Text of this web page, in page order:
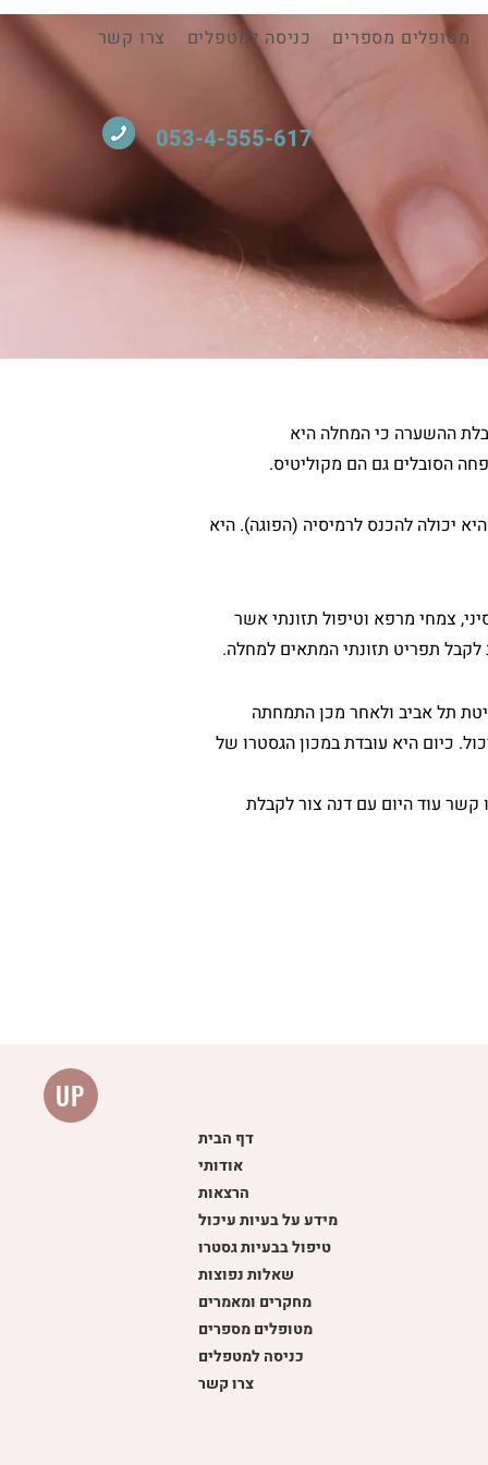
מטופלים מספרים כניסה למטפלים צרו קשר
053-4-555-617
ההשערה כי המחלה היא
הסובלים גם הם מקוליטיס.
יכולה להכנס לרמיסיה (הפוגה). היא
צמחי מרפא וטיפול תזונתי אשר
תפריט תזונתי המתאים למחלה.
תל אביב ולאחר מכן התמחתה
כיום היא עובדת במכון הגסטרו של
צרו קשר עוד היום עם דנה צור לקבלת
UP
דף הבית
אודותי
הרצאות
מידע על בעיות עיכול
טיפול בבעיות גסטרו
שאלות נפוצות
מחקרים ומאמרים
מטופלים מספרים
כניסה למטפלים
צרו קשר